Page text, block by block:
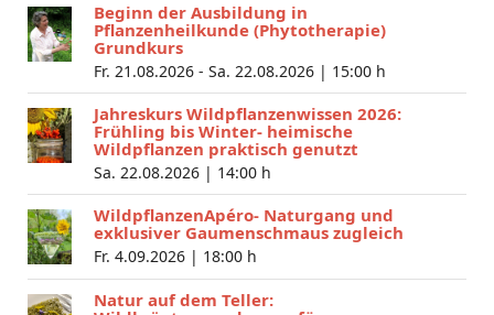
Beginn der Ausbildung in
Pflanzenheilkunde (Phytotherapie)
Grundkurs
Fr. 21.08.2026 - Sa. 22.08.2026 | 15:00 h
Jahreskurs Wildpflanzenwissen 2026:
Frühling bis Winter- heimische
Wildpflanzen praktisch genutzt
Sa. 22.08.2026 | 14:00 h
WildpflanzenApéro- Naturgang und
exklusiver Gaumenschmaus zugleich
Fr. 4.09.2026 | 18:00 h
Natur auf dem Teller: